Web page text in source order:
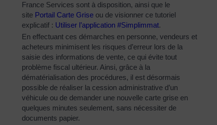
France Services sont à disposition, ainsi que le
site Portail Carte Grise ou de visionner ce tutoriel
explicatif : Utiliser l’application #Simplimmat.
En effectuant ces démarches en personne, vendeurs et
acheteurs minimisent les risques d’erreur lors de la
saisie des informations de vente, ce qui évite tout
problème fiscal ultérieur. Ainsi, grâce à la
dématérialisation des procédures, il est désormais
possible de réaliser la cession administrative d’un
véhicule ou de demander une nouvelle carte grise en
quelques minutes seulement, sans nécessiter de
documents papier.